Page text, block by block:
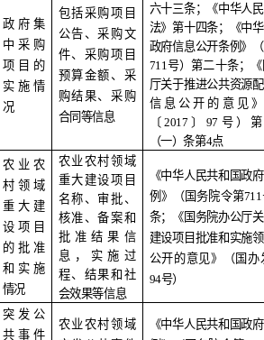
政府集
中采购
项目的
实施情
况
包括采购项目
公告、采购文
件、采购项目
预算金额、采
购结果、采购
合同等信息
六十三条；《中华人
法》第十四条；《中
政府信息公开条例》
711 号）第二十条；
厅关于推进公共资源
信息公开的意见
〔2017 〕 97 号）
（一）条第4点
农业农
村领域
重大建
设项目
的批准
和实施
情况
农业农村领域
重大建设项目
名称、审批、
核准、备案和
批准结果信
息，实施过
程、结果和社
会效果等信息
《中华人民共和国政
例》（国务院令第711
条；《国务院办公厅
建设项目批准和实施
公开的意见》（国办
94号）
突发公
共事件
农业农村领域
《中华人民共和国政